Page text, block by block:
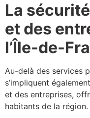
La
et des
l’Île-de-
Au-delà des services
s’impliquent
et des entreprises,
habitants de la région.